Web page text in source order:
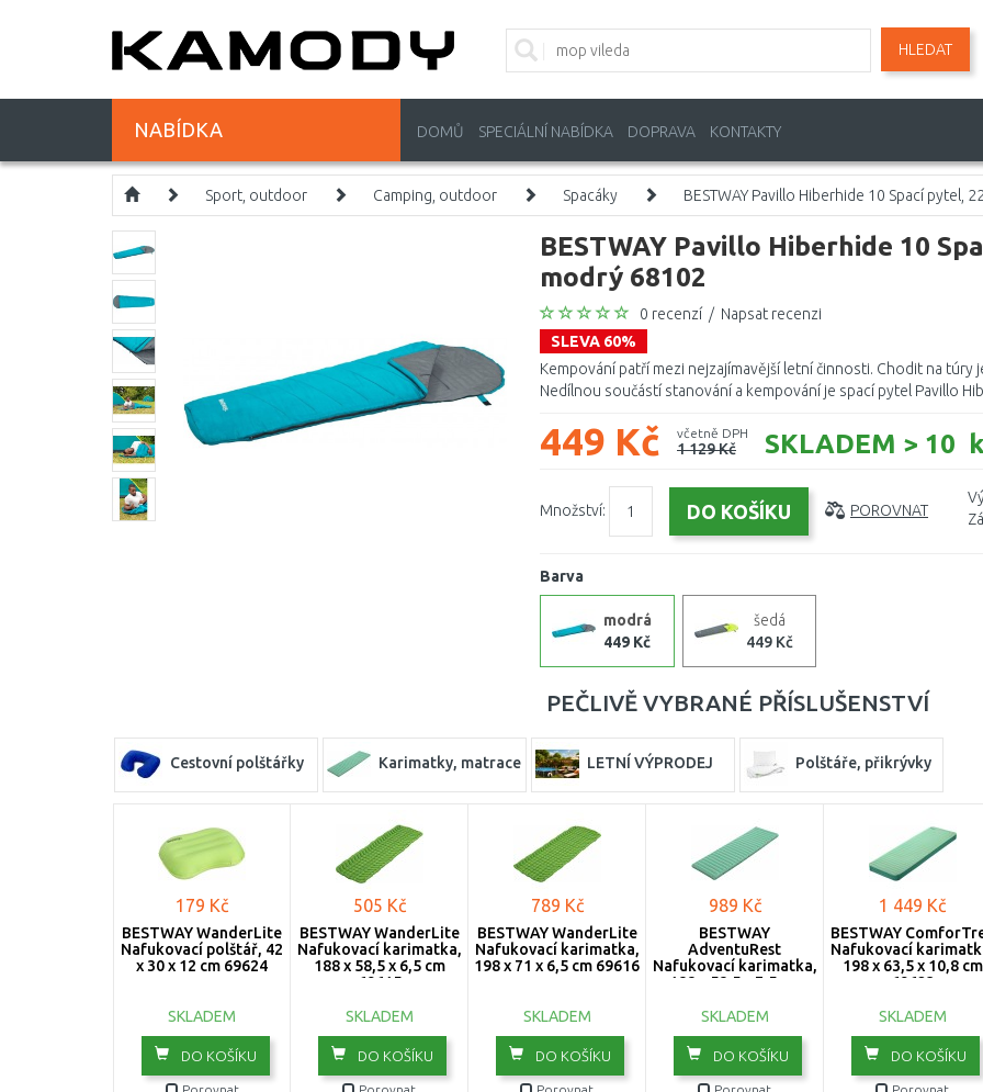
HLEDAT
NABÍDKA DOMŮ SPECIÁLNÍ NABÍDKA DOPRAVA KONTAKTY
Sport, outdoor Camping, outdoor Spacáky BESTWAY Pavillo Hiberhide 10 Spací pytel,
BESTWAY Pavillo Hiberhide 10
modrý 68102
0 recenzí / Napsat recenzi
SLEVA 60%
Kempování patří mezi nejzajímavější letní činnosti. Chodit na
Nedílnou součástí stanování a kempování je spací pytel Pavillo
449 Kč včetně DPH
1 129 Kč SKLADEM > 10
Množství: POROVNAT
Barva
modrá
449 Kč
šedá
449 Kč
PEČLIVĚ VYBRANÉ PŘÍSLUŠENSTVÍ
Cestovní polštářky Karimatky, matrace LETNÍ VÝPRODEJ Polštáře, přikrývky
179 Kč
BESTWAY WanderLite
Nafukovací polštář, 42
x 30 x 12 cm 69624
SKLADEM
DO KOŠÍKU
505 Kč
BESTWAY WanderLite
Nafukovací karimatka,
188 x 58,5 x 6,5 cm
69615
SKLADEM
DO KOŠÍKU
789 Kč
BESTWAY WanderLite
Nafukovací karimatka,
198 x 71 x 6,5 cm 69616
SKLADEM
DO KOŠÍKU
989 Kč
BESTWAY
AdventuRest
Nafukovací karimatka,
188 x 58,5 x 7,5 cm
SKLADEM
DO KOŠÍKU
1 449 Kč
BESTWAY
Nafukovací
198 x 63,5 x 10,8 cm
69623
SKLADEM
DO KOŠÍKU